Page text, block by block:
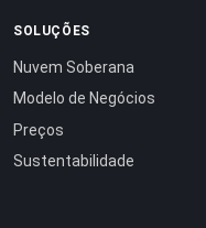
SOLUÇÕES
Nuvem Soberana
Modelo de Negócios
Preços
Sustentabilidade